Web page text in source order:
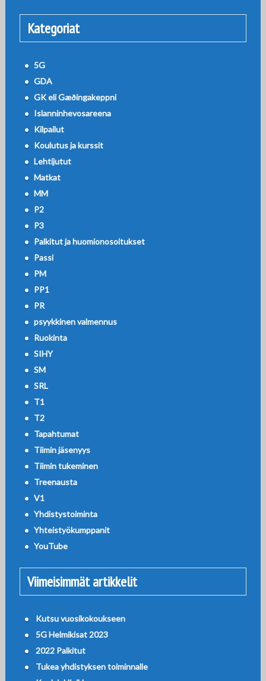
Kategoriat
5G
GDA
GK eli Gæðingakeppni
Islanninhevosareena
Kilpailut
Koulutus ja kurssit
Lehtijutut
Matkat
MM
P2
P3
Palkitut ja huomionosoitukset
Passi
PM
PP1
PR
psyykkinen valmennus
Ruokinta
SIHY
SM
SRL
T1
T2
Tapahtumat
Tiimin jäsenyys
Tiimin tukeminen
Treenausta
V1
Yhdistystoiminta
Yhteistyökumppanit
YouTube
Viimeisimmät artikkelit
Kutsu vuosikokoukseen
5G Helmikisat 2023
2022 Palkitut
Tukea yhdistyksen toiminnalle